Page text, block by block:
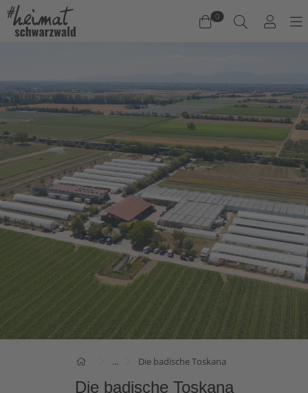
0
Es befinden sich keine Produkte im Warenkorb.
... Die badische Toskana
Die badische Toskana